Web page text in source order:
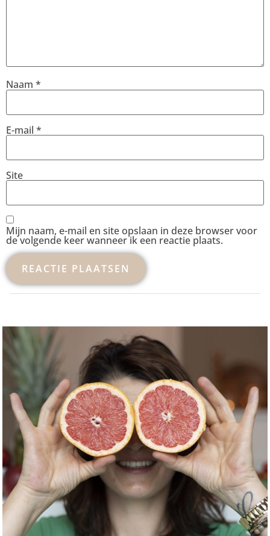
Naam *
E-mail *
Site
Mijn naam, e-mail en site opslaan in deze browser voor
de volgende keer wanneer ik een reactie plaats.